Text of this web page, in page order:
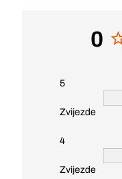
0
5
Zvijezde
4
Zvijezde